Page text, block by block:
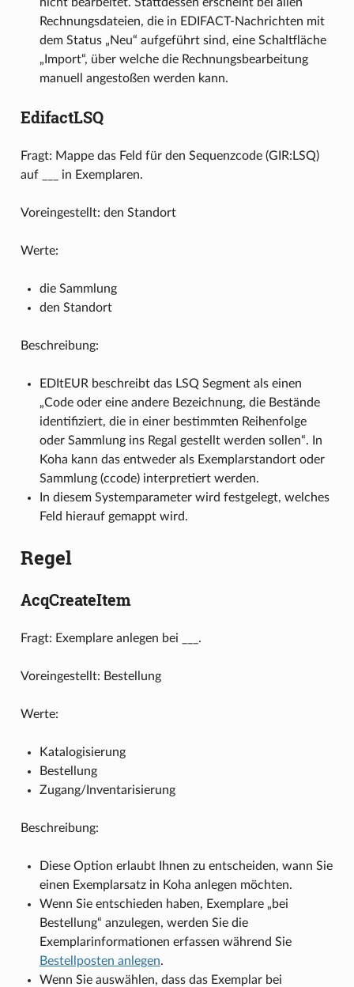
Rechnungsdateien, die in EDIFACT-Nachrichten mit
dem Status „Neu“ aufgeführt sind, eine Schaltfläche
„Import“, über welche die Rechnungsbearbeitung
manuell angestoßen werden kann.
EdifactLSQ
Fragt: Mappe das Feld für den Sequenzcode (GIR:LSQ)
auf ___ in Exemplaren.
Voreingestellt: den Standort
Werte:
die Sammlung
den Standort
Beschreibung:
EDItEUR beschreibt das LSQ Segment als einen
„Code oder eine andere Bezeichnung, die Bestände
identifiziert, die in einer bestimmten Reihenfolge
oder Sammlung ins Regal gestellt werden sollen“. In
Koha kann das entweder als Exemplarstandort oder
Sammlung (ccode) interpretiert werden.
In diesem Systemparameter wird festgelegt, welches
Feld hierauf gemappt wird.
Regel
AcqCreateItem
Fragt: Exemplare anlegen bei ___.
Voreingestellt: Bestellung
Werte:
Katalogisierung
Bestellung
Zugang/Inventarisierung
Beschreibung:
Diese Option erlaubt Ihnen zu entscheiden, wann Sie
einen Exemplarsatz in Koha anlegen möchten.
Wenn Sie entschieden haben, Exemplare „bei
Bestellung“ anzulegen, werden Sie die
Exemplarinformationen erfassen während Sie
Bestellposten anlegen.
Wenn Sie auswählen, dass das Exemplar bei